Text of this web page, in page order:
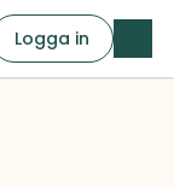
Logga in